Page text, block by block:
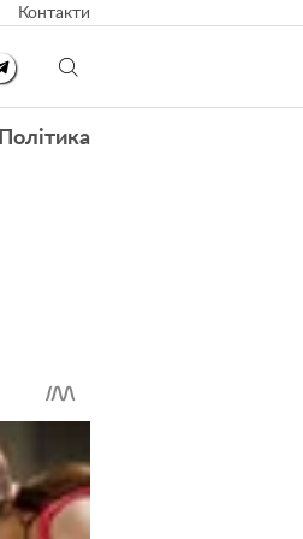
Контакти
Політика